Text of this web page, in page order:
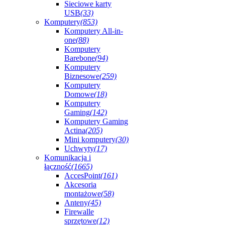
Sieciowe karty
USB(33)
Komputery(853)
Komputery All-in-
one(88)
Komputery
Barebone(94)
Komputery
Biznesowe(259)
Komputery
Domowe(18)
Komputery
Gaming(142)
Komputery Gaming
Actina(205)
Mini komputery(30)
Uchwyty(17)
Komunikacja i
łączność(1665)
AccesPoint(161)
Akcesoria
montażowe(58)
Anteny(45)
Firewalle
sprzętowe(12)